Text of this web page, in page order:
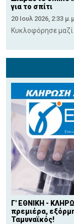
για το σπίτι
20 Ιουλ 2026, 2:33 μ.μ.
Κυκλοφόρησε μαζί
Γ' ΕΘΝΙΚΗ -
πρεμιέρα,
Ταμυναϊκός!